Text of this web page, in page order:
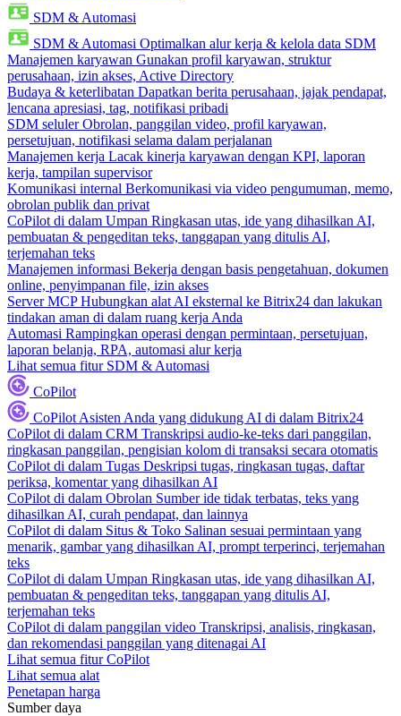
SDM & Automasi
SDM & Automasi Optimalkan alur kerja & kelola data SDM
Manajemen karyawan Gunakan profil karyawan, struktur
perusahaan, izin akses, Active Directory
Budaya & keterlibatan Dapatkan berita perusahaan, jajak pendapat,
lencana apresiasi, tag, notifikasi pribadi
SDM seluler Obrolan, panggilan video, profil karyawan,
persetujuan, notifikasi selama dalam perjalanan
Manajemen kerja Lacak kinerja karyawan dengan KPI, laporan
kerja, tampilan supervisor
Komunikasi internal Berkomunikasi via video pengumuman, memo,
obrolan publik dan privat
CoPilot di dalam Umpan Ringkasan utas, ide yang dihasilkan AI,
pembuatan & pengeditan teks, tanggapan yang ditulis AI,
terjemahan teks
Manajemen informasi Bekerja dengan basis pengetahuan, dokumen
online, penyimpanan file, izin akses
Server MCP Hubungkan alat AI eksternal ke Bitrix24 dan lakukan
tindakan aman di dalam ruang kerja Anda
Automasi Rampingkan operasi dengan permintaan, persetujuan,
laporan belanja, RPA, automasi alur kerja
Lihat semua fitur SDM & Automasi
CoPilot
CoPilot Asisten Anda yang didukung AI di dalam Bitrix24
CoPilot di dalam CRM Transkripsi audio-ke-teks dari panggilan,
ringkasan panggilan, pengisian kolom di transaksi secara otomatis
CoPilot di dalam Tugas Deskripsi tugas, ringkasan tugas, daftar
periksa, komentar yang dihasilkan AI
CoPilot di dalam Obrolan Sumber ide tidak terbatas, teks yang
dihasilkan AI, curah pendapat, dan lainnya
CoPilot di dalam Situs & Toko Salinan sesuai permintaan yang
menarik, gambar yang dihasilkan AI, prompt terperinci, terjemahan
teks
CoPilot di dalam Umpan Ringkasan utas, ide yang dihasilkan AI,
pembuatan & pengeditan teks, tanggapan yang ditulis AI,
terjemahan teks
CoPilot di dalam panggilan video Transkripsi, analisis, ringkasan,
dan rekomendasi panggilan yang ditenagai AI
Lihat semua fitur CoPilot
Lihat semua alat
Penetapan harga
Sumber daya